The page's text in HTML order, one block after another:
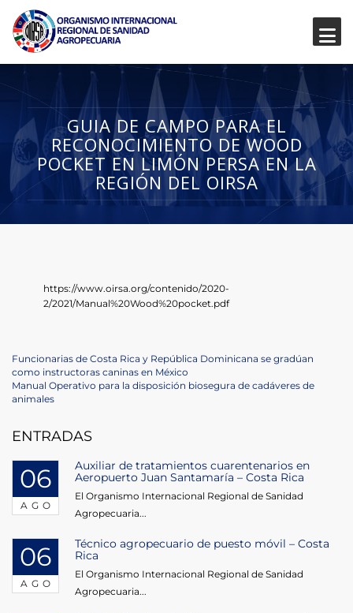
GUIA DE CAMPO PARA EL
RECONOCIMIENTO DE WOOD
POCKET EN LIMÓN PERSA EN LA
REGIÓN DEL OIRSA
https://www.oirsa.org/contenido/2020-
2/2021/Manual%20Wood%20pocket.pdf
Navegación
de
Previous
Post
Funcionarias de Costa Rica y República Dominicana se gradúan
como instructoras caninas en México
Next
Post
Manual Operativo para la disposición biosegura de cadáveres de
animales
ENTRADAS
06
AGO
Auxiliar de tratamientos cuarentenarios en
Aeropuerto Juan Santamaría – Costa Rica
El Organismo Internacional Regional de Sanidad
Agropecuaria...
06
AGO
Técnico agropecuario de puesto móvil – Costa
Rica
El Organismo Internacional Regional de Sanidad
Agropecuaria...